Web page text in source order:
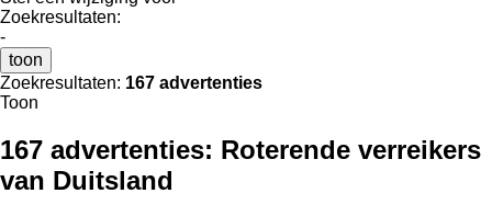
Zoekresultaten:
-
toon
Zoekresultaten: 167 advertenties
Toon
167 advertenties: Roterende verreikers
van Duitsland